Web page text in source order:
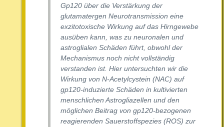
Gp120 über die Verstärkung der
glutamatergen Neurotransmission eine
exzitotoxische Wirkung auf das Hirngewebe
ausüben kann, was zu neuronalen und
astroglialen Schäden führt, obwohl der
Mechanismus noch nicht vollständig
verstanden ist. Hier untersuchten wir die
Wirkung von N-Acetylcystein (NAC) auf
gp120-induzierte Schäden in kultivierten
menschlichen Astrogliazellen und den
möglichen Beitrag von gp120-bezogenen
reagierenden Sauerstoffspezies (ROS) zur